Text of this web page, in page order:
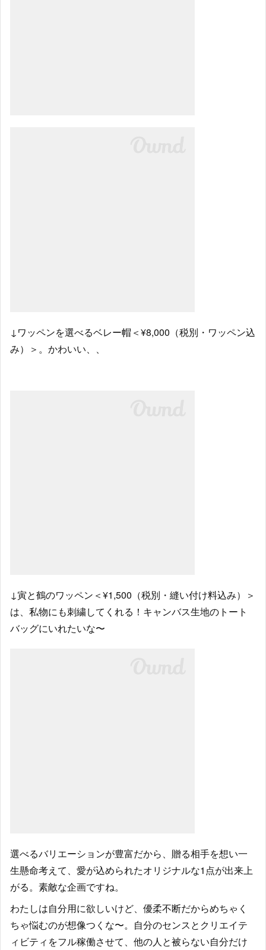
↓ワッペンを選べるベレー帽＜¥8,000（税別・ワッペン込
み）＞。かわいい、、
↓寅と鶴のワッペン＜¥1,500（税別・縫い付け料込み）＞
は、私物にも刺繍してくれる！キャンバス生地のトート
バッグにいれたいな〜
選べるバリエーションが豊富だから、贈る相手を想い一
生懸命考えて、愛が込められたオリジナルな1点が出来上
がる。素敵な企画ですね。
わたしは自分用に欲しいけど、優柔不断だからめちゃく
ちゃ悩むのが想像つくな〜。自分のセンスとクリエイテ
ィビティをフル稼働させて、他の人と被らない自分だけ